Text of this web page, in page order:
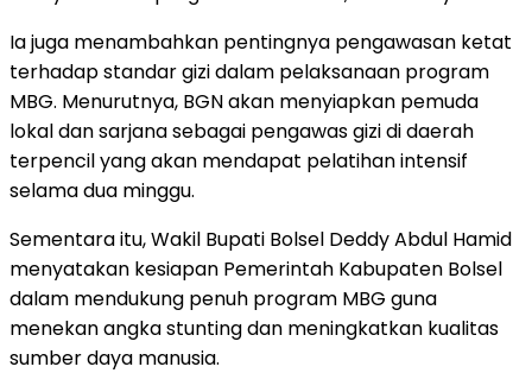
Ia juga menambahkan pentingnya pengawasan ketat
terhadap standar gizi dalam pelaksanaan program
MBG. Menurutnya, BGN akan menyiapkan pemuda
lokal dan sarjana sebagai pengawas gizi di daerah
terpencil yang akan mendapat pelatihan intensif
selama dua minggu.
Sementara itu, Wakil Bupati Bolsel Deddy Abdul Hamid
menyatakan kesiapan Pemerintah Kabupaten Bolsel
dalam mendukung penuh program MBG guna
menekan angka stunting dan meningkatkan kualitas
sumber daya manusia.